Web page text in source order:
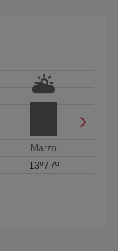
Marzo
13º/ 7º